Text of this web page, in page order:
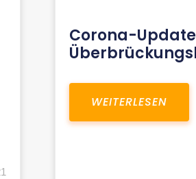
Corona-
WEITERLESEN